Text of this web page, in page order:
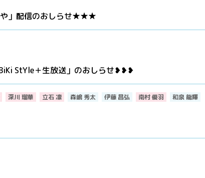
」配信のおしらせ★★★
StYle＋生放送」のおしらせ❥❥❥
深川 瑠華 立石 凛 森嶋 秀太 伊藤 昌弘 南村 優羽 和泉 龍輝